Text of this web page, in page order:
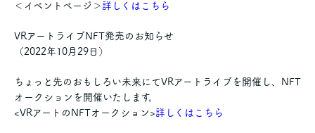
＜イベントページ＞ 詳しくはこちら
VRアートライブNFT発売のお知らせ
（2022年10月29日）
ちょっと先のおもしろい未来にてVRアートライブを開催し、NFT
オークションを開催いたします。
<VRアートのNFTオークション>詳しくはこちら